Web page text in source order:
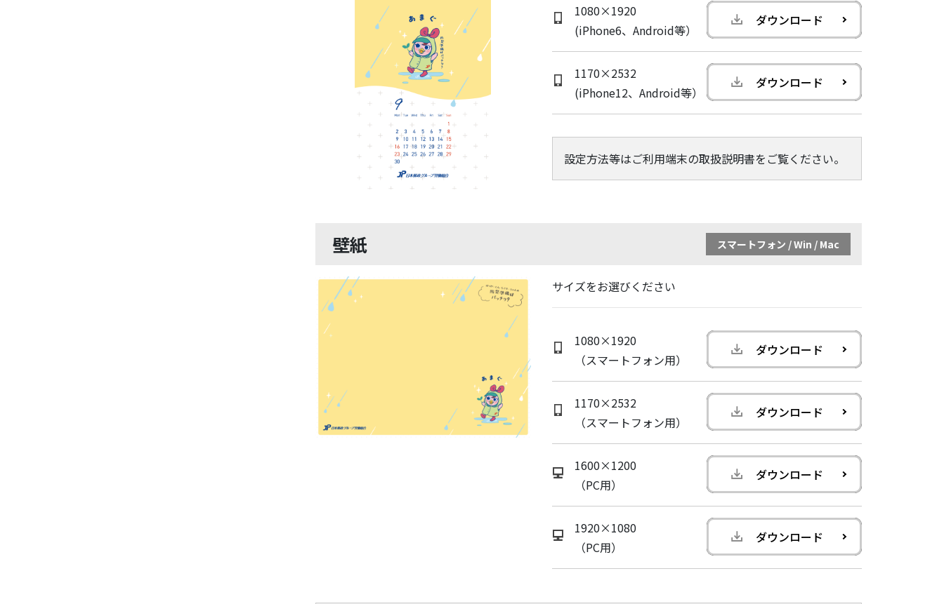
1080×1920
(iPhone6、Android等）
ダウンロード
1170×2532
(iPhone12、Android等）
ダウンロード
設定方法等はご利用端末の取扱説明書をご覧ください。
壁紙 スマートフォン / Win / Mac
サイズをお選びください
1080×1920
（スマートフォン用）
ダウンロード
1170×2532
（スマートフォン用）
ダウンロード
1600×1200
（PC用）
ダウンロード
1920×1080
（PC用）
ダウンロード